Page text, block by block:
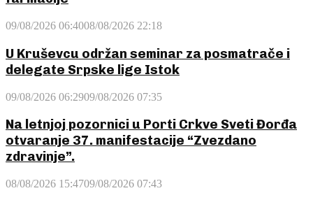
09/08/2026 06:4008/08/2026 22:18
U Kruševcu održan seminar za posmatrače i
delegate Srpske lige Istok
09/08/2026 06:2909/08/2026 07:35
Na letnjoj pozornici u Porti Crkve Sveti Đorđa
otvaranje 37. manifestacije “Zvezdano
zdravinje”.
08/08/2026 15:4709/08/2026 07:43